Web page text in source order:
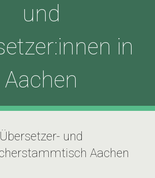
und
in
Aachen
Übersetzer- und
Aachen